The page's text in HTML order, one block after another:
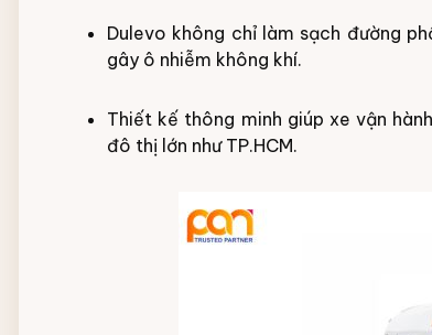
Dulevo không chỉ làm sạch đường
gây ô nhiễm không khí.
Thiết kế thông minh giúp xe vận
đô thị lớn như TP.HCM.